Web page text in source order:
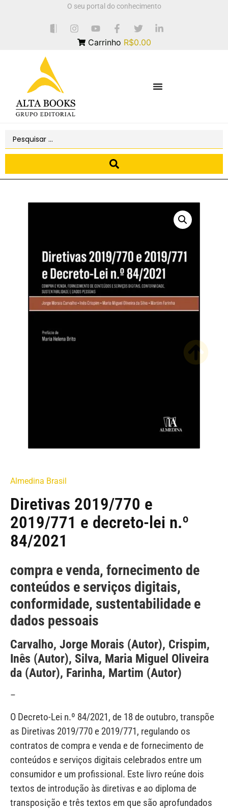
O seu portal do conhecimento
Carrinho R$0.00
Almedina Brasil
Diretivas 2019/770 e
2019/771 e decreto-lei n.º
84/2021
compra e venda, fornecimento de
conteúdos e serviços digitais,
conformidade, sustentabilidade e
dados pessoais
Carvalho, Jorge Morais (Autor), Crispim,
Inês (Autor), Silva, Maria Miguel Oliveira
da (Autor), Farinha, Martim (Autor)
–
O Decreto-Lei n.º 84/2021, de 18 de outubro, transpõe
as Diretivas 2019/770 e 2019/771, regulando os
contratos de compra e venda e de fornecimento de
conteúdos e serviços digitais celebrados entre um
consumidor e um profissional. Este livro reúne dois
textos de introdução às diretivas e ao diploma de
transposição e três textos em que são aprofundados